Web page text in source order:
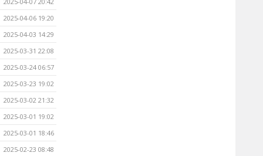
2025-04-06 19:20
2025-04-03 14:29
2025-03-31 22:08
2025-03-24 06:57
2025-03-23 19:02
2025-03-02 21:32
2025-03-01 19:02
2025-03-01 18:46
2025-02-23 08:48